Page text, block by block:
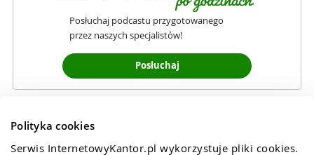
Polityka cookies
Serwis InternetowyKantor.pl wykorzystuje pliki cookies.
Posłuchaj podcastu przygotowanego
przez naszych specjalistów!
Posłuchaj